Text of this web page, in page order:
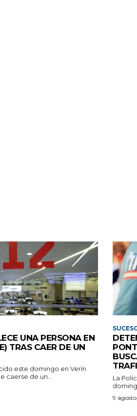
UNA PERSONA EN
TRAS CAER DE UN
este domingo en Verín
caerse de un...
La
9